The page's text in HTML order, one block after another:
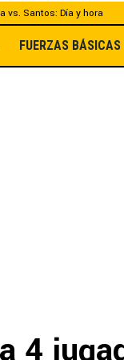
vs. Santos: Día y hora
FUERZAS BÁSICAS
4